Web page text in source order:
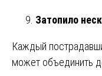
Затопило
Каждый
может объединить